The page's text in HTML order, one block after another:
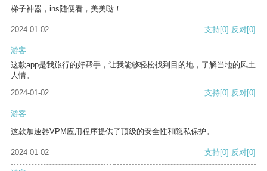
梯子神器，ins随便看，美美哒！
2024-01-02 支持[0] 反对[0]
游客
这款app是我旅行的好帮手，让我能够轻松找到目的地，了解当地的风土
人情。
2024-01-02
支持[0] 反对[0]
游客
这款加速器VPM应用程序提供了顶级的安全性和隐私保护。
2024-01-02 支持[0] 反对[0]